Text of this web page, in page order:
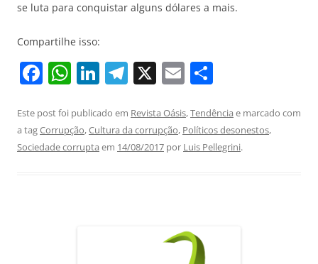
se luta para conquistar alguns dólares a mais.
Compartilhe isso:
F
c
e
W
at
s
Li
k
e
T
e
gr
X E
ai
l
ar
e
Este post foi publicado em Revista Oásis,Tendência e marcado com
a tagCorrupção,Cultura da corrupção, Políticos desonestos,
Sociedade corrupta em 14/08/2017 por Luis Pellegrini.